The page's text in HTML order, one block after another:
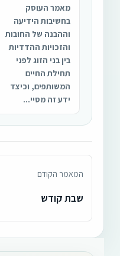
מאמר העוסק
בחשיבות הידיעה
וההבנה של החובות
והזכויות ההדדיות
בין בני הזוג לפני
תחילת החיים
המשותפים, וכיצד
ידע זה מסיי...
המאמר הקודם
שבת קודש